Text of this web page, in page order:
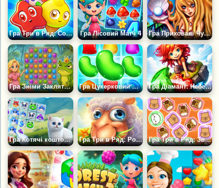
Гра Три в Ряд: Солодкі Загадки Гра Лісовий Матч 4 Гра Приховані Чудеса Глибин
Гра Зніми Закляття з Жаби Гра Цукерковий Матч 1 Гра Діамант: Небесні Історії 3 в Ряд
Гра Котячі коштовності Гра Три в Ряд: Розбірки на Фермі Гра Три в Ряд: Звіряча Місія